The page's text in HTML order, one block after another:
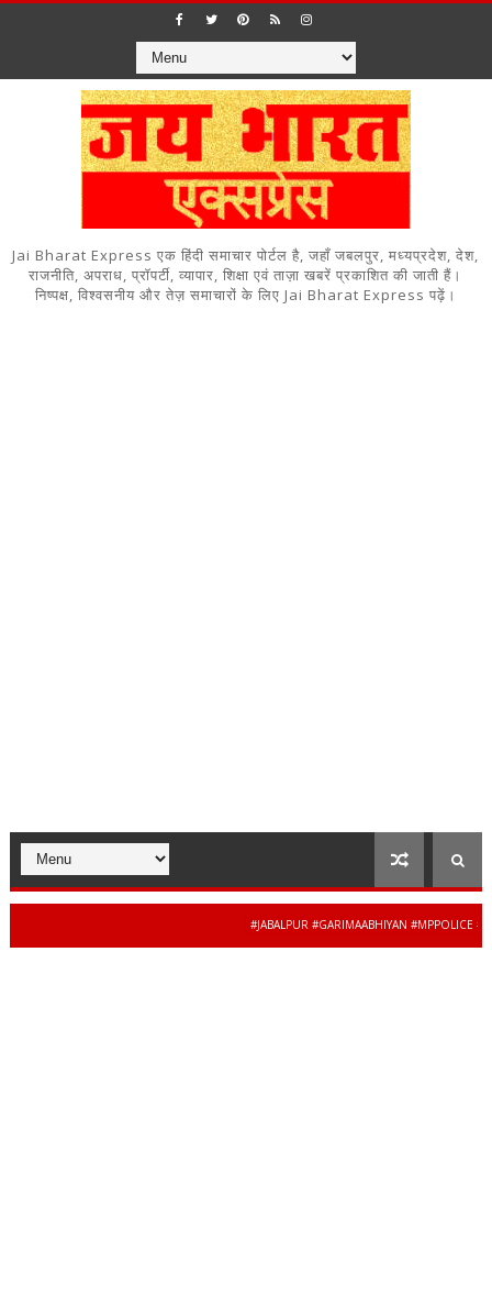
Jai Bharat Express एक हिंदी समाचार पोर्टल है, जहाँ जबलपुर, मध्यप्रदेश, देश,
राजनीति, अपराध, प्रॉपर्टी, व्यापार, शिक्षा एवं ताज़ा खबरें प्रकाशित की जाती हैं।
निष्पक्ष, विश्वसनीय और तेज़ समाचारों के लिए Jai Bharat Express पढ़ें।
#JABALPUR #GARIMAABHIYAN #MPPOLICE